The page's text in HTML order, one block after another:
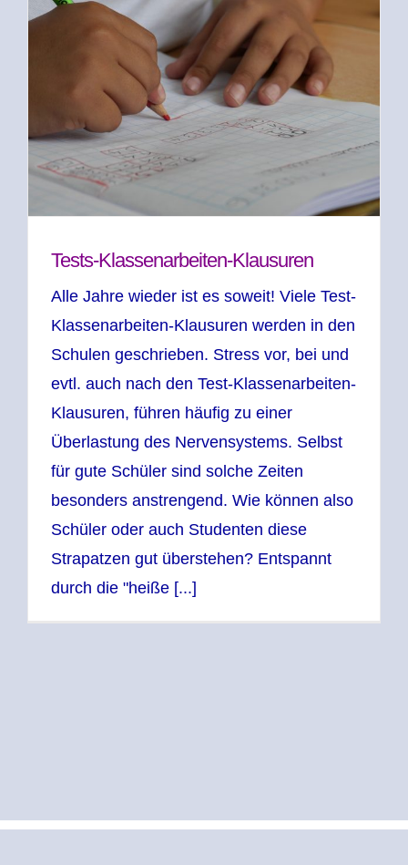
Tests-Klassenarbeiten-Klausuren
Alle Jahre wieder ist es soweit! Viele Test-
Klassenarbeiten-Klausuren werden in den
Schulen geschrieben. Stress vor, bei und
evtl. auch nach den Test-Klassenarbeiten-
Klausuren, führen häufig zu einer
Überlastung des Nervensystems. Selbst
für gute Schüler sind solche Zeiten
besonders anstrengend. Wie können also
Schüler oder auch Studenten diese
Strapatzen gut überstehen? Entspannt
durch die "heiße [...]